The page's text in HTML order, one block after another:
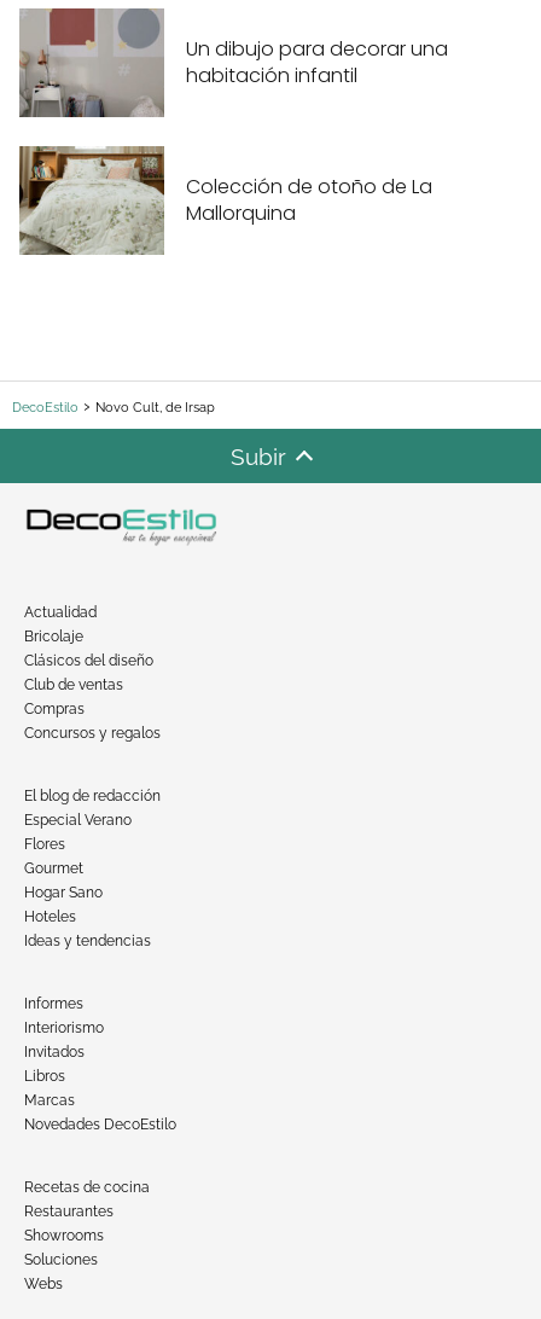
Un dibujo para decorar una
habitación infantil
Colección de otoño de La
Mallorquina
DecoEstilo Novo Cult, de Irsap
Subir
Actualidad
Bricolaje
Clásicos del diseño
Club de ventas
Compras
Concursos y regalos
El blog de redacción
Especial Verano
Flores
Gourmet
Hogar Sano
Hoteles
Ideas y tendencias
Informes
Interiorismo
Invitados
Libros
Marcas
Novedades DecoEstilo
Recetas de cocina
Restaurantes
Showrooms
Soluciones
Webs